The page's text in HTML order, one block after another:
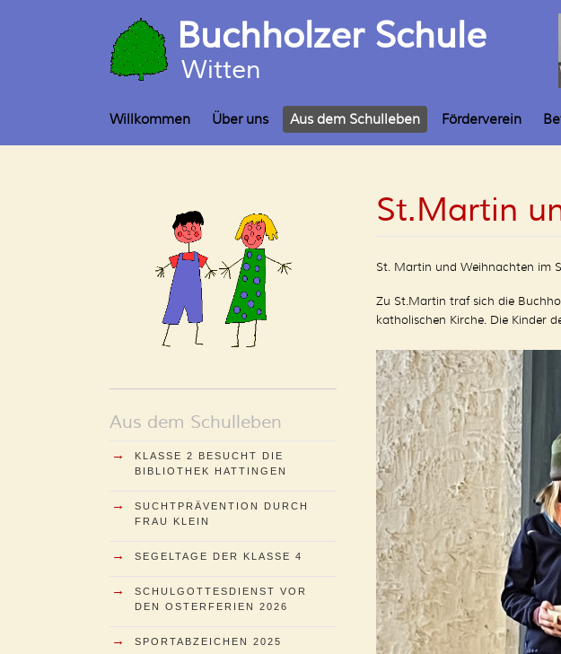
Buchholzer Schule
Witten
Willkommen Über uns Aus dem Schulleben Förderverein
St.Martin
St. Martin und Weihnachten im
Zu St.Martin traf sich die
katholischen Kirche. Die Kinder
Aus dem Schulleben
→
KLASSE 2 BESUCHT DIE
BIBLIOTHEK HATTINGEN
→
SUCHTPRÄVENTION DURCH
FRAU KLEIN
→ SEGELTAGE DER KLASSE 4
→
SCHULGOTTESDIENST VOR
DEN OSTERFERIEN 2026
→ SPORTABZEICHEN 2025